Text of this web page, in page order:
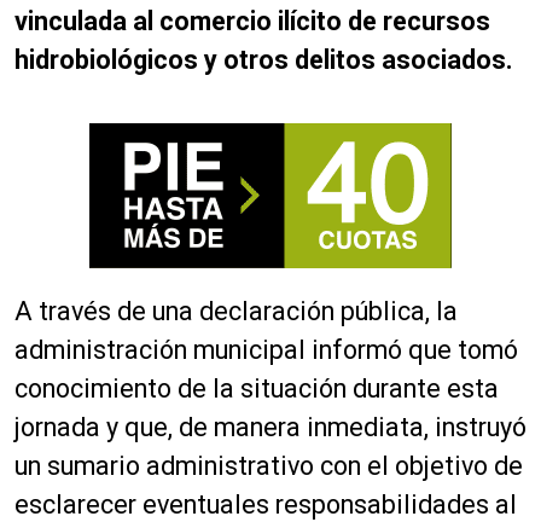
vinculada al comercio ilícito de recursos
hidrobiológicos y otros delitos asociados.
A través de una declaración pública, la
administración municipal informó que tomó
conocimiento de la situación durante esta
jornada y que, de manera inmediata, instruyó
un sumario administrativo con el objetivo de
esclarecer eventuales responsabilidades al